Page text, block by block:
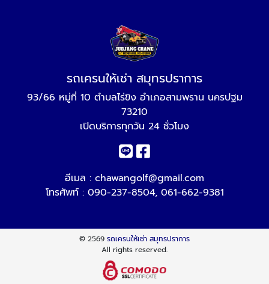
รถเครนให้เช่า สมุทรปราการ
93/66 หมู่ที่ 10 ตำบลไร่ขิง อำเภอสามพราน นครปฐม
73210
เปิดบริการทุกวัน 24 ชั่วโมง
อีเมล : chawangolf@gmail.com
โทรศัพท์ : 090-237-8504, 061-662-9381
© 2569 รถเครนให้เช่า สมุทรปราการ
All rights reserved.